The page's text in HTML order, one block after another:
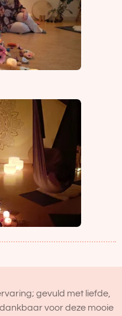
gevuld met liefde,
voor deze mooie